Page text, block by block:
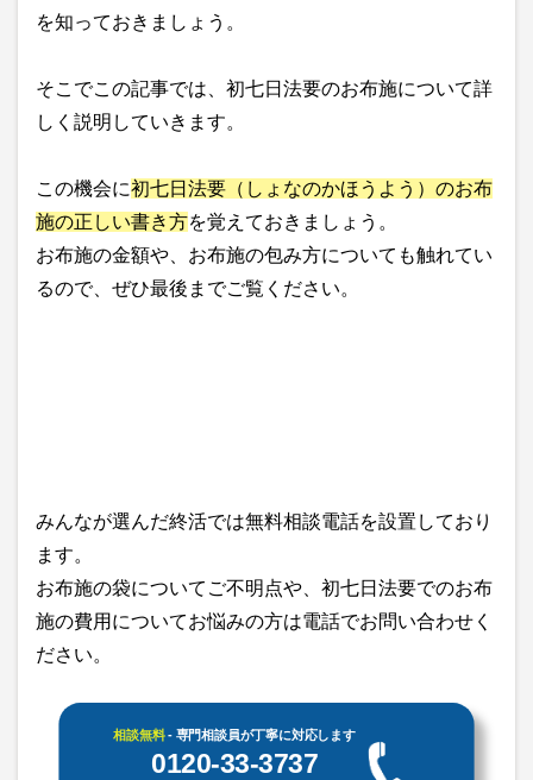
を知っておきましょう。
そこでこの記事では、初七日法要のお布施について詳
しく説明していきます。
この機会に初七日法要（しょなのかほうよう）のお布
施の正しい書き方を覚えておきましょう。
お布施の金額や、お布施の包み方についても触れてい
るので、ぜひ最後までご覧ください。
みんなが選んだ終活では無料相談電話を設置しており
ます。
お布施の袋についてご不明点や、初七日法要でのお布
施の費用についてお悩みの方は電話でお問い合わせく
ださい。
相談無料- 専門相談員が丁寧に対応します
0120-33-3737